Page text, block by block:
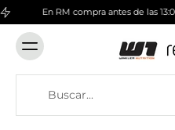
En RM compra antes de las